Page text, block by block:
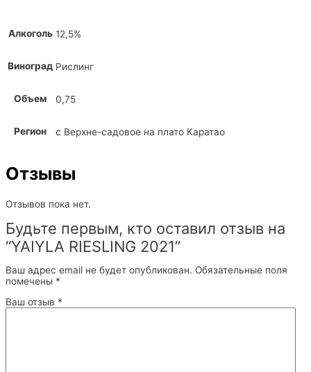
Алкоголь 12,5%
Виноград Рислинг
Объем 0,75
Регион с Верхне-садовое на плато Каратао
Отзывы
Отзывов пока нет.
Будьте первым, кто оставил отзыв на
“YAIYLA RIESLING 2021”
Ваш адрес email не будет опубликован. Обязательные поля
помечены *
Ваш отзыв *